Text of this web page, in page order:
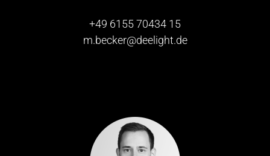
+49 6155 70434 15
m.becker@deelight.de